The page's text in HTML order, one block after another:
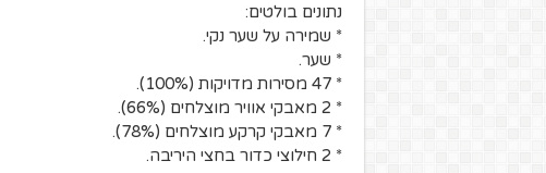
נתונים בולטים:
* שמירה על שער נקי.
* שער.
* 47 מסירות מדויקות (100%).
* 2 מאבקי אוויר מוצלחים (66%).
* 7 מאבקי קרקע מוצלחים (78%).
* 2 חילוצי כדור בחצי היריבה.